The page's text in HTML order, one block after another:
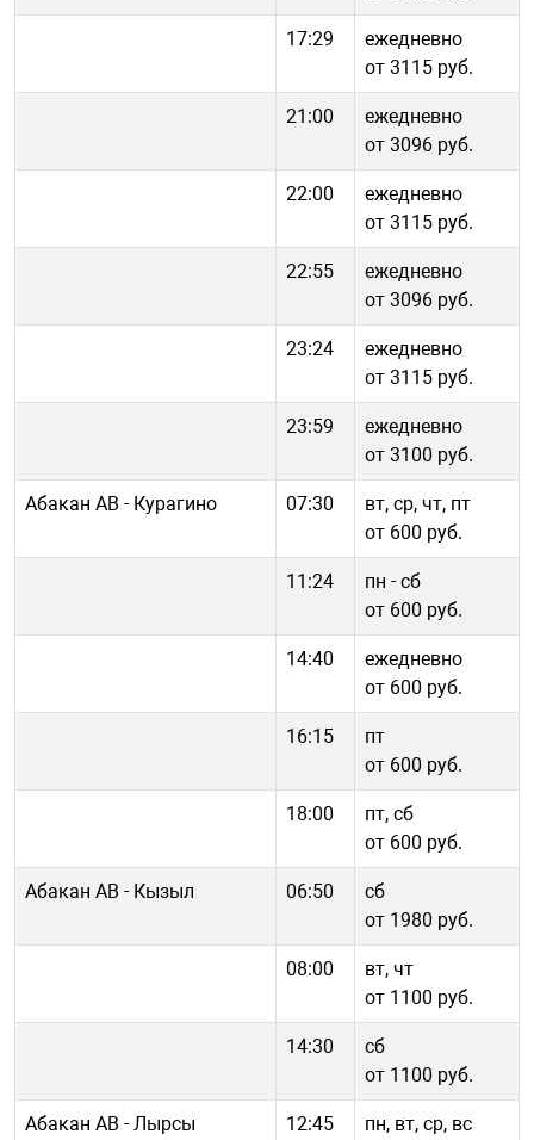
17:29
ежедневно
от 3115 руб.
21:00
ежедневно
от 3096 руб.
22:00
ежедневно
от 3115 руб.
22:55
ежедневно
от 3096 руб.
23:24
ежедневно
от 3115 руб.
23:59
ежедневно
от 3100 руб.
Абакан АВ - Курагино 07:30
вт, ср, чт, пт
от 600 руб.
11:24
пн - cб
от 600 руб.
14:40
ежедневно
от 600 руб.
16:15
пт
от 600 руб.
18:00
пт, сб
от 600 руб.
Абакан АВ - Кызыл 06:50
сб
от 1980 руб.
08:00
вт, чт
от 1100 руб.
14:30
сб
от 1100 руб.
Абакан АВ - Лырсы 12:45
пн, вт, ср, вс